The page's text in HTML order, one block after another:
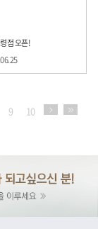
점 오픈!
9 10